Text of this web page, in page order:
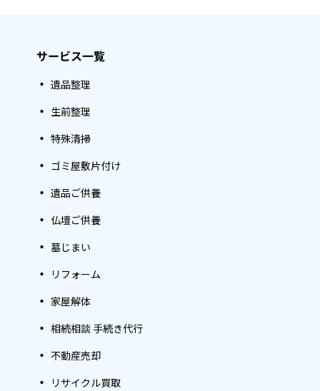
サービス一覧
遺品整理
生前整理
特殊清掃
ゴミ屋敷片付け
遺品ご供養
仏壇ご供養
墓じまい
リフォーム
家屋解体
相続相談 手続き代行
不動産売却
リサイクル買取